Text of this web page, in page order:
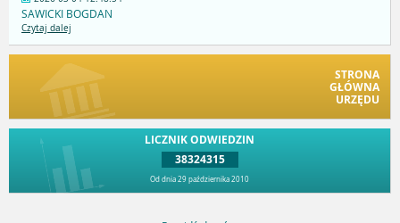
SAWICKI BOGDAN
Czytaj dalej
STRONA
GŁÓWNA
URZĘDU
LICZNIK ODWIEDZIN
38324315
Od dnia 29 października 2010